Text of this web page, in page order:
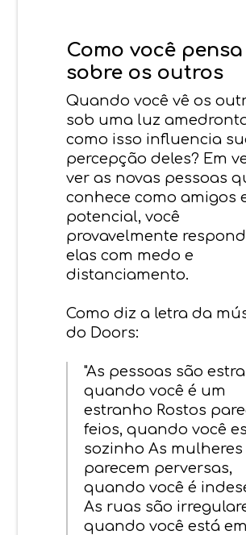
Como você pensa
sobre os outros
Quando você vê os
sob uma luz
como isso influencia
percepção deles? Em
ver as novas pessoas
conhece como amigos
potencial, você
provavelmente
elas com medo e
distanciamento.
Como diz a letra da
do Doors:
"As pessoas são
quando você é um
estranho Rostos
feios, quando você
sozinho As mulheres
parecem perversas,
quando você é
As ruas são
quando você está em